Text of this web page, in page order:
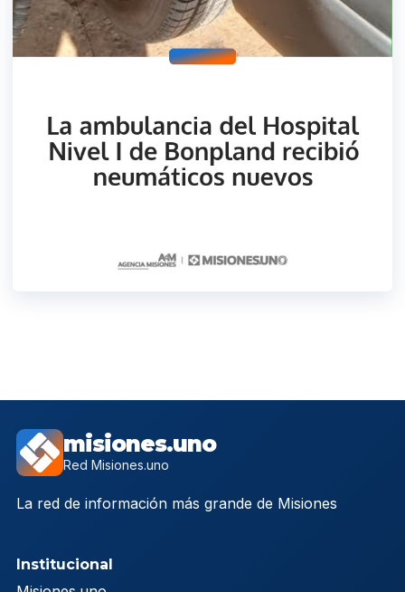
misiones.uno
Red Misiones.uno
La red de información más grande de Misiones
Institucional